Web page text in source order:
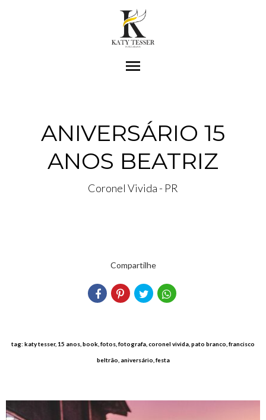
menu
ANIVERSÁRIO 15
ANOS BEATRIZ
Coronel Vivida - PR
Compartilhe
tag: katy tesser, 15 anos, book, fotos, fotografa, coronel vivida, pato branco, francisco
beltrão, aniversário, festa